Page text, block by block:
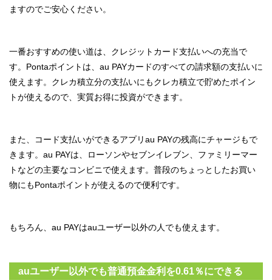
ますのでご安心ください。
一番おすすめの使い道は、クレジットカード支払いへの充当で
す。Pontaポイントは、au PAYカードのすべての請求額の支払いに
使えます。クレカ積立分の支払いにもクレカ積立で貯めたポイン
トが使えるので、実質お得に投資ができます。
また、コード支払いができるアプリau PAYの残高にチャージもで
きます。au PAYは、ローソンやセブンイレブン、ファミリーマー
トなどの主要なコンビニで使えます。普段のちょっとしたお買い
物にもPontaポイントが使えるので便利です。
もちろん、au PAYはauユーザー以外の人でも使えます。
auユーザー以外でも普通預金金利を0.61％にできる